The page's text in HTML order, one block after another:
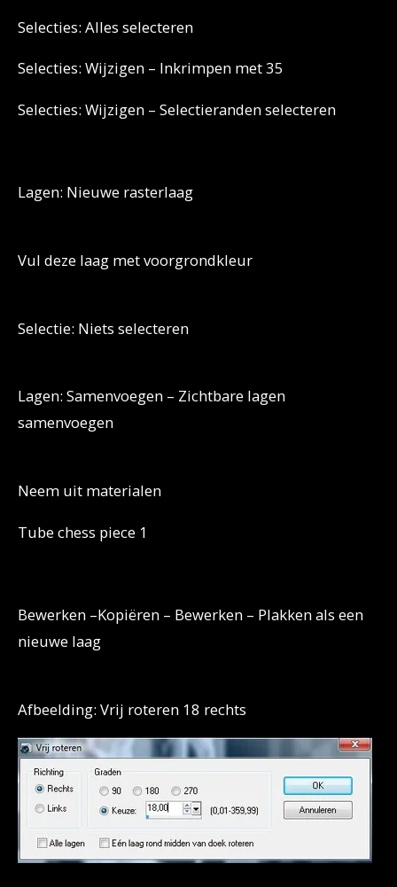
Selecties: Alles selecteren
Selecties: Wijzigen – Inkrimpen met 35
Selecties: Wijzigen – Selectieranden selecteren
Lagen: Nieuwe rasterlaag
Vul deze laag met voorgrondkleur
Selectie: Niets selecteren
Lagen: Samenvoegen – Zichtbare lagen
samenvoegen
Neem uit materialen
Tube chess piece 1
Bewerken –Kopiëren – Bewerken – Plakken als een
nieuwe laag
Afbeelding: Vrij roteren 18 rechts